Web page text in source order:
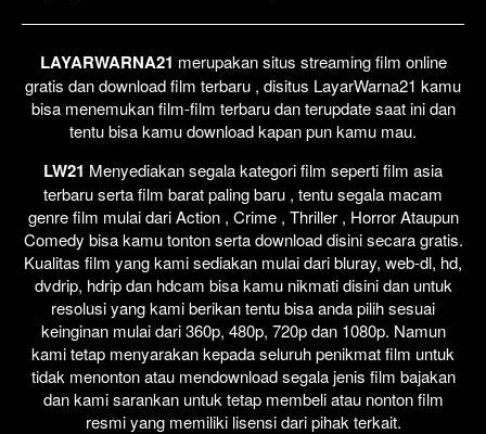
LAYARWARNA21 merupakan situs streaming film online
gratis dan download film terbaru , disitus LayarWarna21 kamu
bisa menemukan film-film terbaru dan terupdate saat ini dan
tentu bisa kamu download kapan pun kamu mau.
LW21 Menyediakan segala kategori film seperti film asia
terbaru serta film barat paling baru , tentu segala macam
genre film mulai dari Action , Crime , Thriller , Horror Ataupun
Comedy bisa kamu tonton serta download disini secara gratis.
Kualitas film yang kami sediakan mulai dari bluray, web-dl, hd,
dvdrip, hdrip dan hdcam bisa kamu nikmati disini dan untuk
resolusi yang kami berikan tentu bisa anda pilih sesuai
keinginan mulai dari 360p, 480p, 720p dan 1080p. Namun
kami tetap menyarakan kepada seluruh penikmat film untuk
tidak menonton atau mendownload segala jenis film bajakan
dan kami sarankan untuk tetap membeli atau nonton film
resmi yang memiliki lisensi dari pihak terkait.